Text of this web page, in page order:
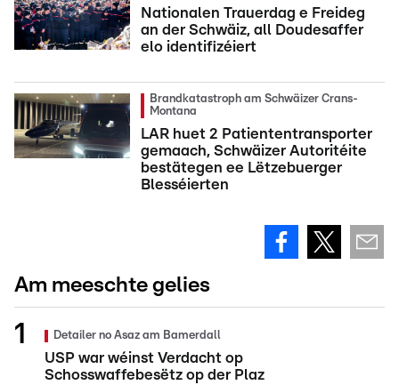
Nationalen Trauerdag e Freideg
an der Schwäiz, all Doudesaffer
elo identifizéiert
Brandkatastroph am Schwäizer Crans-
Montana
LAR huet 2 Patiententransporter
gemaach, Schwäizer Autoritéite
bestätegen ee Lëtzebuerger
Blesséierten
Am meeschte gelies
Detailer no Asaz am Bamerdall
USP war wéinst Verdacht op
Schosswaffebesëtz op der Plaz